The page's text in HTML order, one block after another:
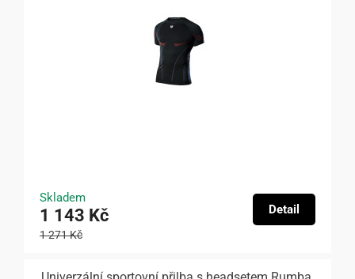
Skladem
1 143 Kč
1 271 Kč
Detail